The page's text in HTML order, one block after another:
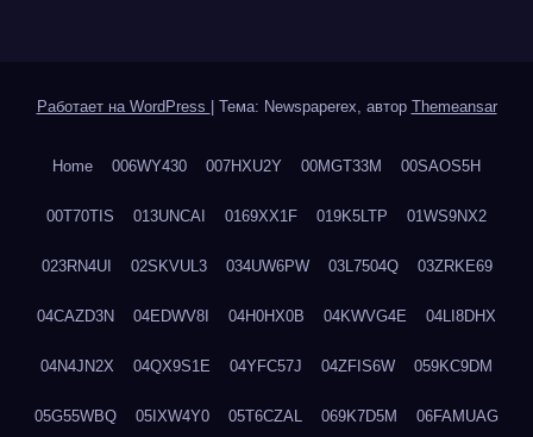
Работает на WordPress Тема: Newspaperex, автор Themeansar
Home 006WY430 007HXU2Y 00MGT33M 00SAOS5H
00T70TIS 013UNCAI 0169XX1F 019K5LTP 01WS9NX2
023RN4UI 02SKVUL3 034UW6PW 03L7504Q 03ZRKE69
04CAZD3N 04EDWV8I 04H0HX0B 04KWVG4E 04LI8DHX
04N4JN2X 04QX9S1E 04YFC57J 04ZFIS6W 059KC9DM
05G55WBQ 05IXW4Y0 05T6CZAL 069K7D5M 06FAMUAG